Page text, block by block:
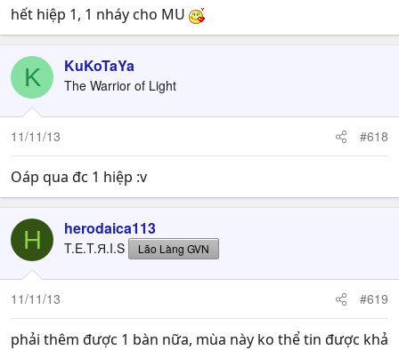
hết hiệp 1, 1 nháy cho MU
K KuKoTaYa
The Warrior of Light
11/11/13 #618
Oáp qua đc 1 hiệp :v
H herodaica113
T.E.T.Я.I.S Lão Làng GVN
11/11/13 #619
phải thêm được 1 bàn nữa, mùa này ko thể tin được khả